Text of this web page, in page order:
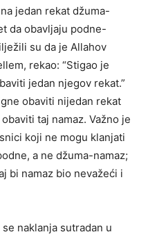
jedan rekat džuma-
da obavljaju podne-
su da je Allahov
rekao: “Stigao je
jedan njegov rekat.”
obaviti nijedan rekat
taj namaz. Važno je
koji ne mogu klanjati
a ne džuma-namaz;
bi namaz bio nevažeći i
naklanja sutradan u